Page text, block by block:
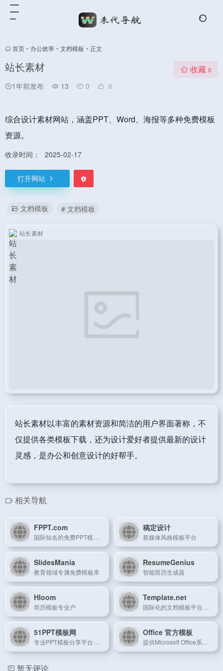
首页 • 办公效率 • 文档模板 • 正文
站长素材
1年前发布 13 0 0
收藏 0
综合设计素材网站，涵盖PPT、Word、海报等多种免费模板
资源。
收录时间： 2025-02-17
打开网站
文档模板 # 文档模板
站长素材
站长素材以丰富的素材资源和简洁的用户界面著称，不
仅提供各类模板下载，还为设计爱好者提供最新的设计
灵感，是办公和创意设计的好帮手。
相关导航
FPPT.com 稿定设计
新媒体风格模板平台
SlidesMania
教育领域专属免费模板库
ResumeGenius
智能简历生成器
Hloom
简历模板专业户
Template.net
51PPT模板网 Office 官方模板
暂无评论